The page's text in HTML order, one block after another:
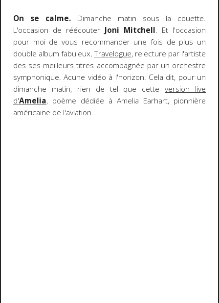
On se calme.Dimanche matin sous la couette.
L'occasion de réécouter Joni Mitchell. Et l'occasion
pour moi de vous recommander une fois de plus un
double album fabuleux,Travelogue, relecture par l'artiste
des ses meilleurs titres accompagnée par un orchestre
symphonique. Acune vidéo à l'horizon. Cela dit, pour un
dimanche matin, rien de tel que cetteversion live
d'Amelia, poème dédiée à Amelia Earhart, pionnière
américaine de l'aviation.